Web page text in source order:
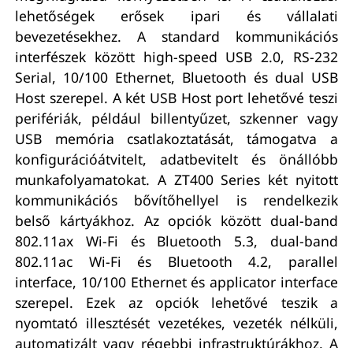
lehetőségek erősek ipari és vállalati
bevezetésekhez. A standard kommunikációs
interfészek között high-speed USB 2.0, RS-232
Serial, 10/100 Ethernet, Bluetooth és dual USB
Host szerepel. A két USB Host port lehetővé teszi
perifériák, például billentyűzet, szkenner vagy
USB memória csatlakoztatását, támogatva a
konfigurációátvitelt, adatbevitelt és önállóbb
munkafolyamatokat. A ZT400 Series két nyitott
kommunikációs bővítőhellyel is rendelkezik
belső kártyákhoz. Az opciók között dual-band
802.11ax Wi-Fi és Bluetooth 5.3, dual-band
802.11ac Wi-Fi és Bluetooth 4.2, parallel
interface, 10/100 Ethernet és applicator interface
szerepel. Ezek az opciók lehetővé teszik a
nyomtató illesztését vezetékes, vezeték nélküli,
automatizált vagy régebbi infrastruktúrákhoz. A